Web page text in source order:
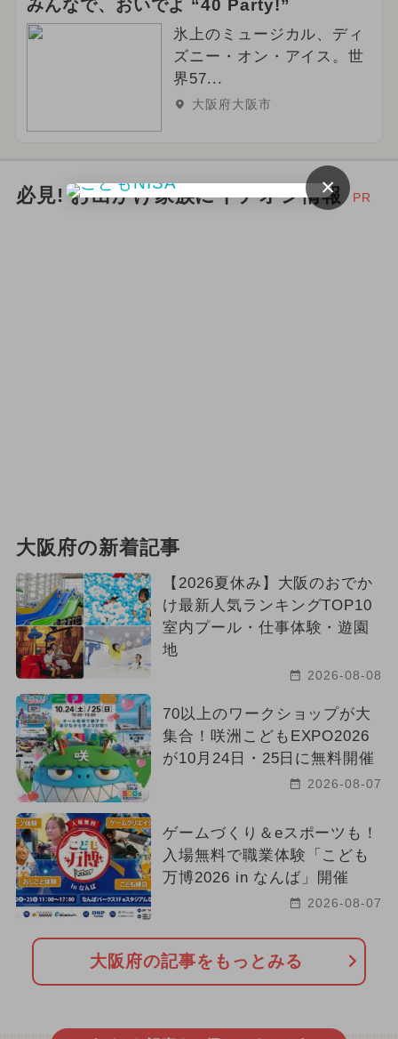
みんなで、おいでよ “40 Party!”
氷上のミュージカル、ディ
ズニー・オン・アイス。世
界57...
大阪府大阪市
必見! お出かけ家族にイチオシ情報 PR
大阪府の新着記事
【2026夏休み】大阪のおでか
け最新人気ランキングTOP10
室内プール・仕事体験・遊園
地
2026-08-08
70以上のワークショップが大
集合！咲洲こどもEXPO2026
が10月24日・25日に無料開催
2026-08-07
ゲームづくり＆eスポーツも！
入場無料で職業体験「こども
万博2026 in なんば」開催
2026-08-07
大阪府の記事をもっとみる
×